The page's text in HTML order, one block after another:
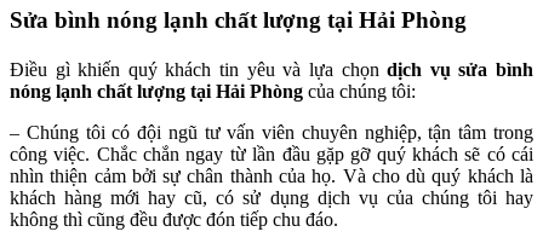
Sửa bình nóng lạnh chất lượng tại Hải Phòng
Điều gì khiến quý khách tin yêu và lựa chọndịch vụ sửa bình
nóng lạnh chất lượng tại Hải Phòng của chúng tôi:
– Chúng tôi có đội ngũ tư vấn viên chuyên nghiệp, tận tâm trong
công việc. Chắc chắn ngay từ lần đầu gặp gỡ quý khách sẽ có cái
nhìn thiện cảm bởi sự chân thành của họ. Và cho dù quý khách là
khách hàng mới hay cũ, có sử dụng dịch vụ của chúng tôi hay
không thì cũng đều được đón tiếp chu đáo.